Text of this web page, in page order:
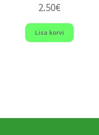
2.50€
Lisa korvi